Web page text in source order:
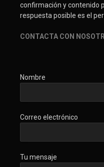
confirmación y contenido
respuesta posible es el
CONTACTA CON
Nombre
Correo electrónico
Tu mensaje